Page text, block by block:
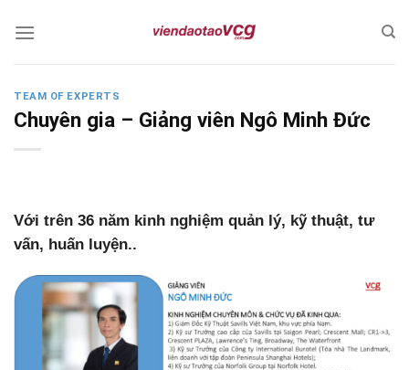
TEAM OF EXPERTS
Chuyên gia – Giảng viên Ngô Minh Đức
Với trên 36 năm kinh nghiệm quản lý, kỹ thuật, tư
vấn, huấn luyện..